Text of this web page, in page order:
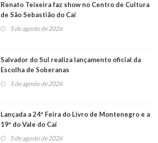
Renato Teixeira faz show no Centro de Cultura
de São Sebastião do Caí
5 de agosto de 2026
Salvador do Sul realiza lançamento oficial da
Escolha de Soberanas
5 de agosto de 2026
Lançada a 24ª Feira do Livro de Montenegro e a
19ª do Vale do Caí
5 de agosto de 2026